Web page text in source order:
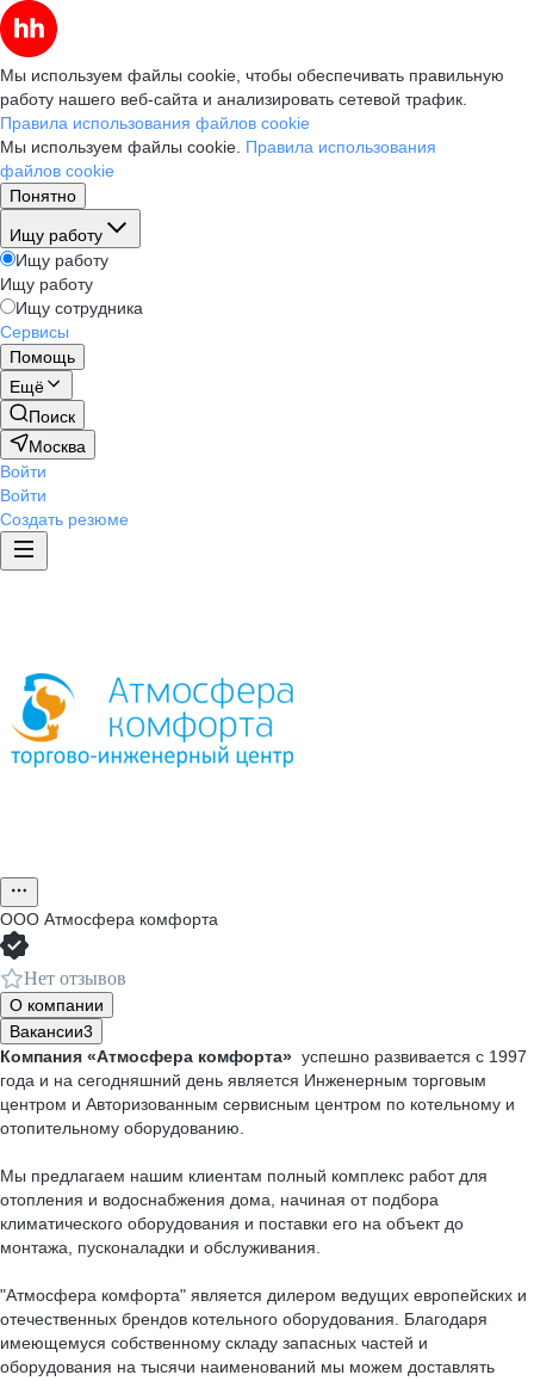
Мы используем файлы cookie, чтобы обеспечивать правильную
работу нашего веб-сайта и анализировать сетевой трафик.
Правила использования файлов cookie
Мы используем файлы cookie. Правила использования
файлов cookie
Понятно
Ищу работу
Ищу работу
Ищу работу
Ищу сотрудника
Сервисы
Помощь
Ещё
Поиск
Москва
Войти
Войти
Создать резюме
ООО Атмосфера комфорта
Нет отзывов
О компании
Вакансии3
Компания «Атмосфера комфорта» успешно развивается с 1997
года и на сегодняшний день является Инженерным торговым
центром и Авторизованным сервисным центром по котельному и
отопительному оборудованию.
Мы предлагаем нашим клиентам полный комплекс работ для
отопления и водоснабжения дома, начиная от подбора
климатического оборудования и поставки его на объект до
монтажа, пусконаладки и обслуживания.
"Атмосфера комфорта" является дилером ведущих европейских и
отечественных брендов котельного оборудования. Благодаря
имеющемуся собственному складу запасных частей и
оборудования на тысячи наименований мы можем доставлять